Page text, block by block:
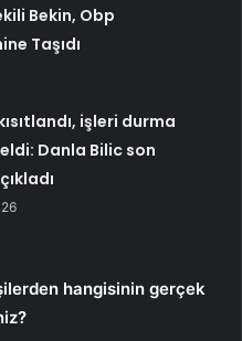
Bekin, Obp
Taşıdı
işleri durma
Danla Bilic son
hangisinin gerçek